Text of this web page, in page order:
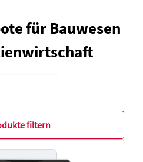
für Bauwesen
filtern